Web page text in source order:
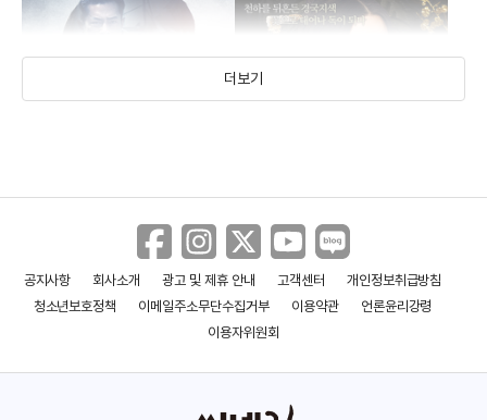
파라독스 양귀비 : 왕조의 여인
더보기
공지사항 회사소개 광고 및 제휴 안내 고객센터
개인정보취급방침
청소년보호정책
이메일주소무단수집거부 이용약관
언론윤리강령
이용자위원회